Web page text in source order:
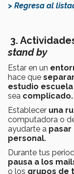
> Regresa al
3.
stand by
Estar en un
hace que
estudio escuela
sea complicado.
Establecer una
computadora o
ayudarte a pasar
personal.
Durante tus
pausa a los
o los grupos de